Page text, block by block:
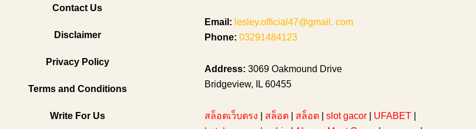
Contact Us
Disclaimer
Privacy Policy
Terms and Conditions
Write For Us
Email: lesley.official47@gmail. com
Phone: 03291484123
Address: 3069 Oakmound Drive
Bridgeview, IL 60455
สล็อตเว็บตรง สล็อต สล็อต slot gacor UFABET